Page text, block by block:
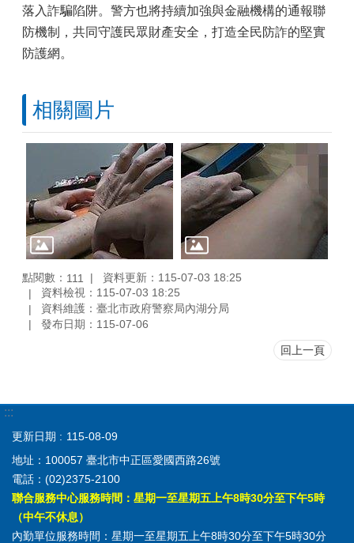
落入詐騙陷阱。警方也將持續加強與金融機構的通報聯
防機制，共同守護民眾財產安全，打造全民防詐的堅實
防護網。
相關圖片
點閱數： 111
資料更新：115-07-03 18:25
資料檢視：115-07-03 18:25
資料維護：臺北市政府警察局內湖分局
發布日期：115-07-06
回上一頁
:::
更新日期
115-08-09
地址：100057 臺北市中正區愛國西路26號
電話：(02)2375-2100
聯合服務中心服務時間：星期一至星期五上午8時30分至下午5時
（中午不休息）
內勤單位服務時間：星期一至星期五上午8時30分至下午5時30分